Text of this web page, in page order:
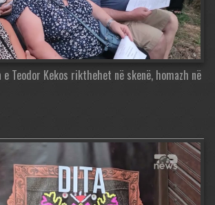
e Teodor Kekos rikthehet në skenë, homazh në